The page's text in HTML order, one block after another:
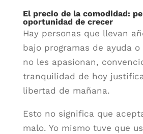
El precio de la comodidad:
oportunidad de crecer
Hay personas que llevan
bajo programas de ayuda o
no les apasionan,
tranquilidad de hoy
libertad de mañana.
Esto no significa que
malo. Yo mismo tuve que